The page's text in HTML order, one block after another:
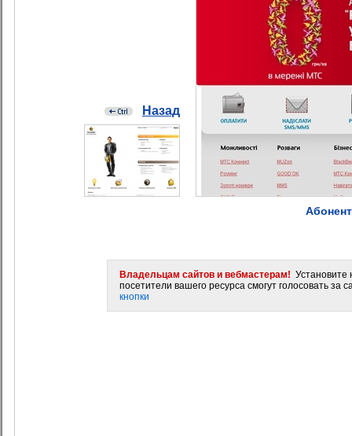
Назад
Владельцам сайтов и вебмастерам! Установите
посетители вашего ресурса смогут голосовать за
кнопки